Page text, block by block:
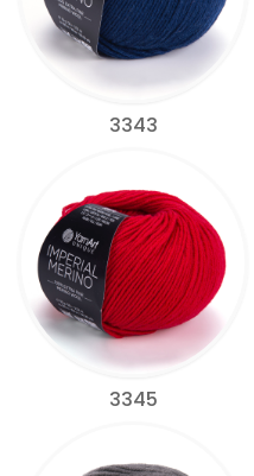
3343
3345